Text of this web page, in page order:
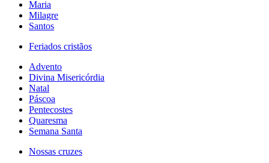
Maria
Milagre
Santos
Feriados cristãos
Advento
Divina Misericórdia
Natal
Páscoa
Pentecostes
Quaresma
Semana Santa
Nossas cruzes